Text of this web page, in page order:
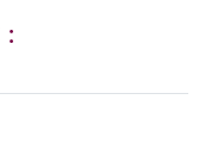
機公告
學年度一般科、美術
第二次招考公告